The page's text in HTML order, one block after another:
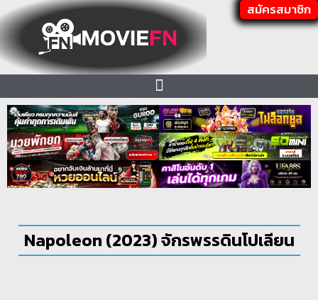
สมัครสมาชิก
Napoleon (2023) จักรพรรดินโปเลียน